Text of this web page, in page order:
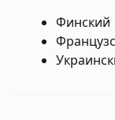
Финский